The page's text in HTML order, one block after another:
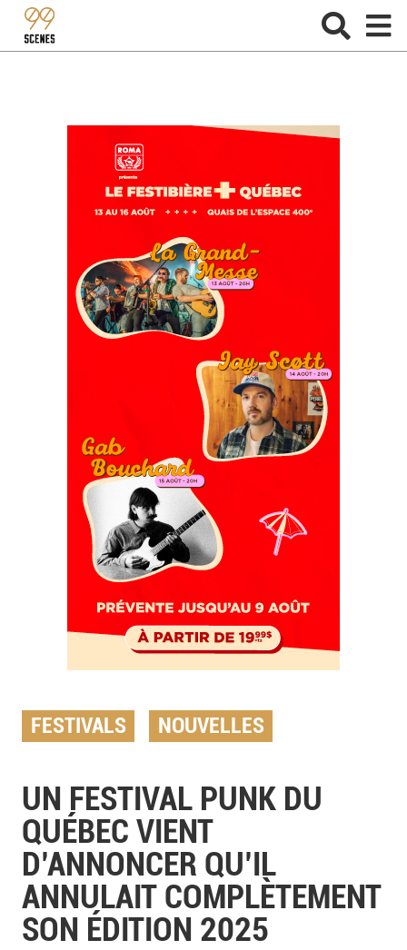
FESTIVALS NOUVELLES
UN FESTIVAL PUNK DU
QUÉBEC VIENT
D’ANNONCER QU’IL
ANNULAIT COMPLÈTEMENT
SON ÉDITION 2025